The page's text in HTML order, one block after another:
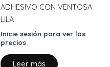
ADHESIVO CON VENTOSA
LILA
Inicie sesión para ver los
precios.
Leer más